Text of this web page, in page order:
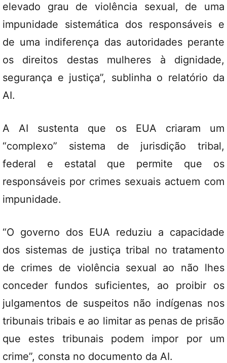
elevado grau de violência sexual, de uma
impunidade sistemática dos responsáveis e
de uma indiferença das autoridades perante
os direitos destas mulheres à dignidade,
segurança e justiça”, sublinha o relatório da
AI.
A AI sustenta que os EUA criaram um
“complexo” sistema de jurisdição tribal,
federal e estatal que permite que os
responsáveis por crimes sexuais actuem com
impunidade.
“O governo dos EUA reduziu a capacidade
dos sistemas de justiça tribal no tratamento
de crimes de violência sexual ao não lhes
conceder fundos suficientes, ao proibir os
julgamentos de suspeitos não indígenas nos
tribunais tribais e ao limitar as penas de prisão
que estes tribunais podem impor por um
crime”, consta no documento da AI.